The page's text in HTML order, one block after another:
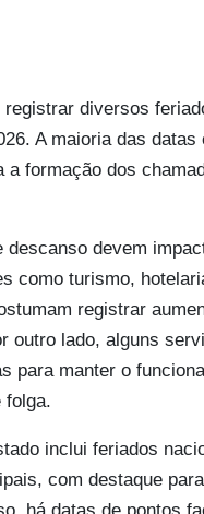
registrar diversos
A maioria das datas
a formação dos
descanso devem
como turismo,
registrar
outro lado, alguns
para manter o
folga.
inclui feriados
com destaque